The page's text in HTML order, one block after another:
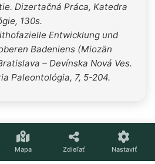
Dizertačná Práca, Katedra
130s.
Entwicklung und
Badeniens (Miozän
– Devínska Nová Ves.
Paleontológia, 7, 5-204.
Mapa Zdieľať Nastaviť